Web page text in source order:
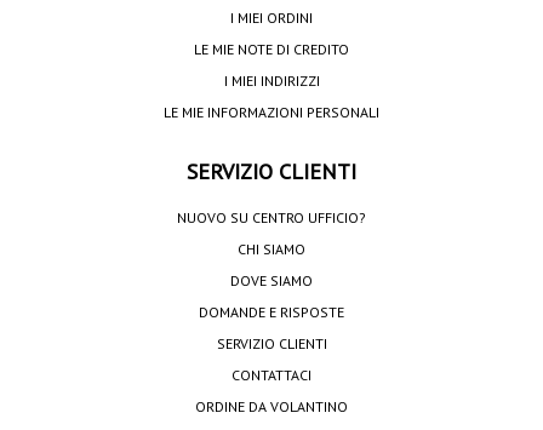
I MIEI ORDINI
LE MIE NOTE DI CREDITO
I MIEI INDIRIZZI
LE MIE INFORMAZIONI PERSONALI
SERVIZIO CLIENTI
NUOVO SU CENTRO UFFICIO?
CHI SIAMO
DOVE SIAMO
DOMANDE E RISPOSTE
SERVIZIO CLIENTI
CONTATTACI
ORDINE DA VOLANTINO